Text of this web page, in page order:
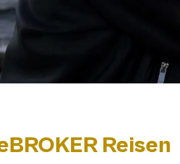
Reisen